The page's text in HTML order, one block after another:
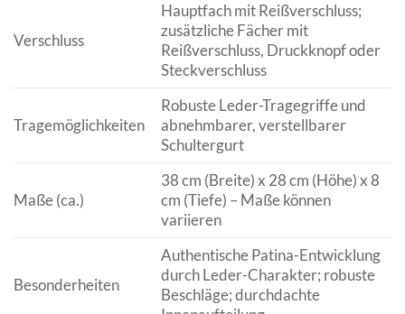
Verschluss
Hauptfach mit Reißverschluss;
zusätzliche Fächer mit
Reißverschluss, Druckknopf oder
Steckverschluss
Tragemöglichkeiten
Robuste Leder-Tragegriffe und
abnehmbarer, verstellbarer
Schultergurt
Maße (ca.)
38 cm (Breite) x 28 cm (Höhe) x 8
cm (Tiefe) – Maße können
variieren
Besonderheiten
Authentische Patina-Entwicklung
durch Leder-Charakter; robuste
Beschläge; durchdachte